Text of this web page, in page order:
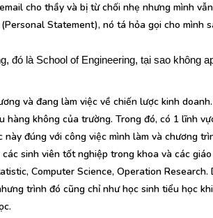
cho thầy và bị từ chối nhẹ nhưng mình
Statement), nó tá hỏa gọi cho mình
đó là School of Engineering, tại sao không
và đang làm việc về chiến lược kinh
hàng không của trường. Trong đó, có 1 lĩnh
này đúng với công việc mình làm và chương
sinh viên tốt nghiệp trong khoa và các
Computer Science, Operation
trình đó cũng chỉ như học sinh tiểu học